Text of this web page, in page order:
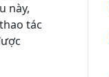
này,
tác